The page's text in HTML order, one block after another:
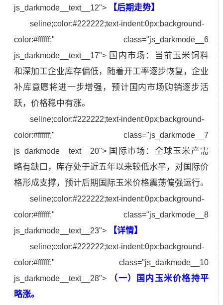
js_darkmode__text__12">
【后期走势】
seline;color:#222222;text-indent:0px;background-
color:#ffffff;" class="js_darkmode__6
js_darkmode__text__17"> 国内市场：当前玉米饲料
和深加工企业库存偏低，随着开工率逐步恢复，企业
补库意愿将进一步增强，预计国内市场购销逐步活
跃，价格稳中有涨。
seline;color:#222222;text-indent:0px;background-
color:#ffffff;" class="js_darkmode__7
js_darkmode__text__20"> 国际市场：全球玉米产需
略有缺口，库存处于近五年以来较低水平，对国际价
格形成支撑，预计后期国际玉米价格震荡偏强运行。
seline;color:#222222;text-indent:0px;background-
color:#ffffff;" class="js_darkmode__8
js_darkmode__text__23">
【详情】
seline;color:#222222;text-indent:0px;background-
color:#ffffff;" class="js_darkmode__10
js_darkmode__text__28">
（一）国内玉米价格持平
略涨。